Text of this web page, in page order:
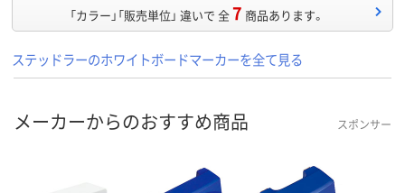
「カラー」「販売単位」 違いで 全7 商品あります。
ステッドラーのホワイトボードマーカーを全て見る
メーカーからのおすすめ商品 スポンサー